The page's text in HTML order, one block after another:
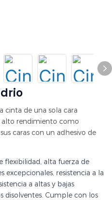
cinta de una sola cara
alto rendimiento como
caras con un adhesivo de
flexibilidad, alta fuerza de
excepcionales, resistencia a la
a altas y bajas
disolventes. Cumple con los